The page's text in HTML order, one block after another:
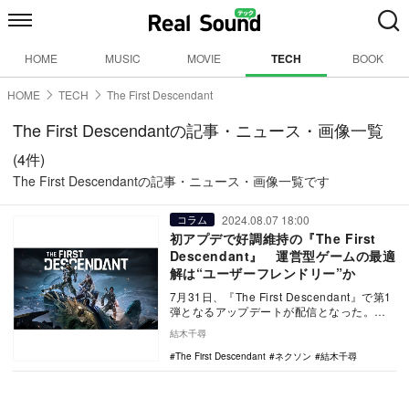
HOME MUSIC MOVIE TECH BOOK
HOME TECH The First Descendant
The First Descendantの記事・ニュース・画像一覧
(4件)
The First Descendantの記事・ニュース・画像一覧です
コラム 2024.08.07 18:00
初アプデで好調維持の『The First
Descendant』 運営型ゲームの最適
解は“ユーザーフレンドリー”か
7月31日、『The First Descendant』で第1
弾となるアップデートが配信となった。サ
ービス開始から1か月が経過し…
結木千尋
The First Descendant
ネクソン 結木千尋